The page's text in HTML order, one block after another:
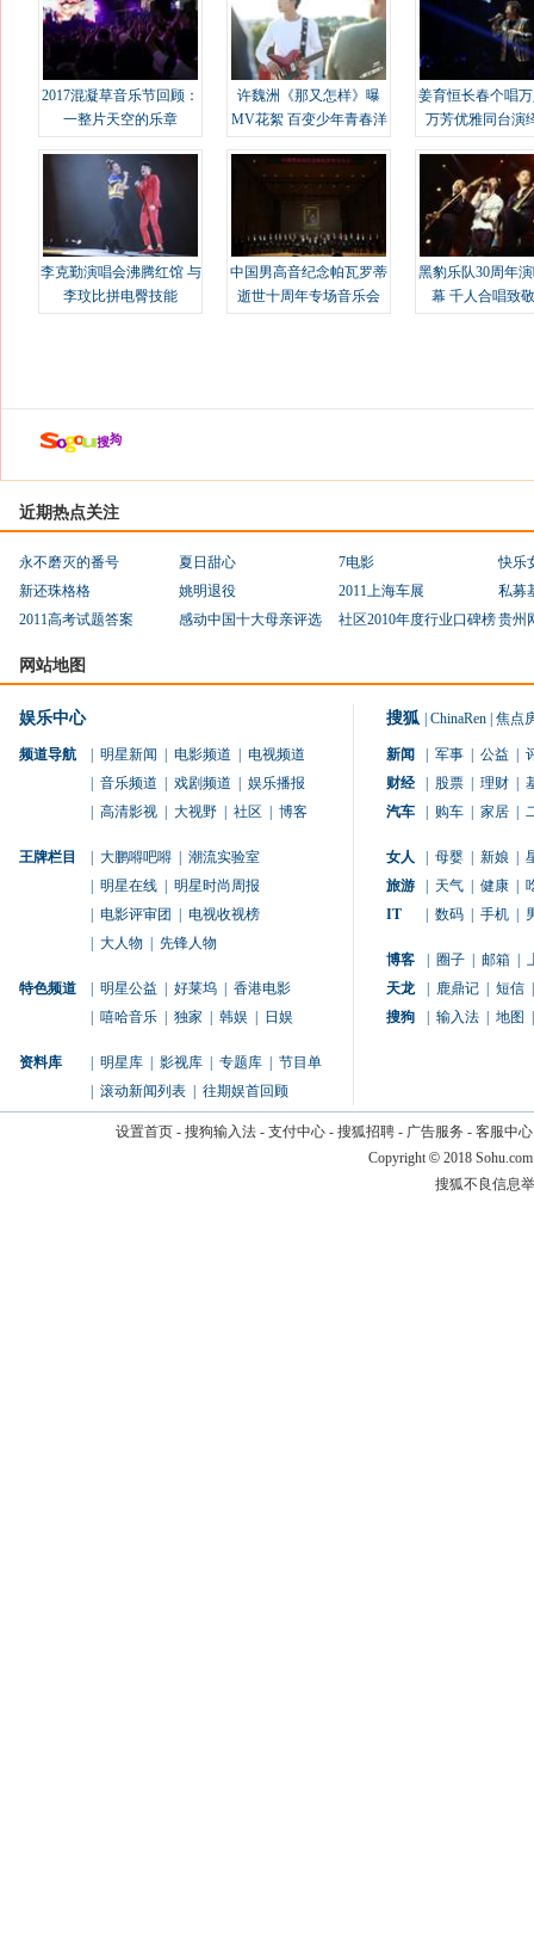
2017混凝草音乐节回顾：
一整片天空的乐章
许魏洲《那又怎样》曝
MV花絮 百变少年青春洋
姜育恒长春个唱
万芳优雅同台演
李克勤演唱会沸腾红馆 与
李玟比拼电臀技能
中国男高音纪念帕瓦罗蒂
逝世十周年专场音乐会
黑豹乐队30周年
幕 千人合唱致
近期热点关注
永不磨灭的番号 夏日甜心 7电影
快乐
新还珠格格
姚明退役 2011上海车展
私募
2011高考试题答案
感动中国十大母亲评选 社区2010年度行业口碑榜贵州
网站地图
娱乐中心
频道导航 明星新闻 电影频道
电视频道
音乐频道 戏剧频道
娱乐播报
高清影视 大视野 社区 博客
王牌栏目 大鹏嘚吧嘚
潮流实验室
明星在线
明星时尚周报
电影评审团
电视收视榜
大人物 先锋人物
特色频道 明星公益 好莱坞
香港电影
嘻哈音乐 独家 韩娱 日娱
资料库 明星库 影视库 专题库
节目单
滚动新闻列表 往期娱首回顾
搜狐 ChinaRen 焦点
新闻 军事 公益
财经
股票 理财
汽车
购车 家居
女人 母婴 新娘
旅游
天气 健康
IT
数码 手机
博客 圈子 邮箱
天龙
鹿鼎记 短信
搜狗
输入法 地图
设置首页- 搜狗输入法- 支付中心- 搜狐招聘- 广告服务 - 客服中心
Copyright © 2018
搜狐不良信息